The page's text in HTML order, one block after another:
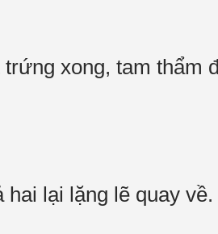
xong, tam thẩm
hai lại lặng lẽ quay